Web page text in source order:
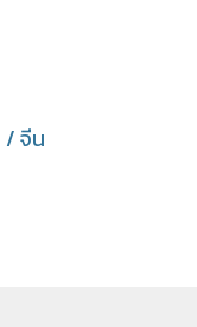
/ จีน